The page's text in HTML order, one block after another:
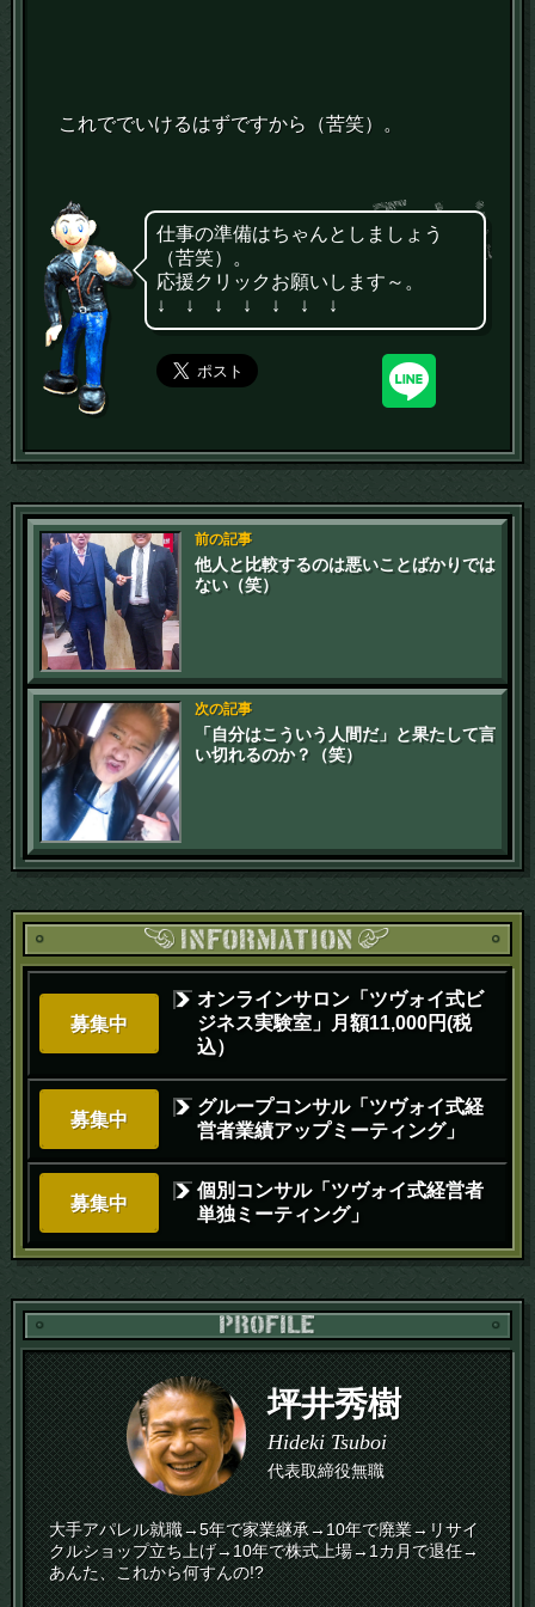
これででいけるはずですから（苦笑）。
仕事の準備はちゃんとしましょう
（苦笑）。
応援クリックお願いします～。
↓ ↓ ↓ ↓ ↓ ↓ ↓
前の記事
他人と比較するのは悪いことばかりでは
ない（笑）
次の記事
「自分はこういう人間だ」と果たして言
い切れるのか？（笑）
募集中
オンラインサロン「ツヴォイ式ビ
ジネス実験室」月額11,000円(税
込）
募集中
グループコンサル「ツヴォイ式経
営者業績アップミーティング」
募集中
個別コンサル「ツヴォイ式経営者
単独ミーティング」
坪井秀樹
Hideki Tsuboi
代表取締役無職
大手アパレル就職→5年で家業継承→10年で廃業→リサイ
クルショップ立ち上げ→10年で株式上場→1カ月で退任→
あんた、これから何すんの!?